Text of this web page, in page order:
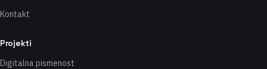
Kontakt
Projekti
Digitalna pismenost